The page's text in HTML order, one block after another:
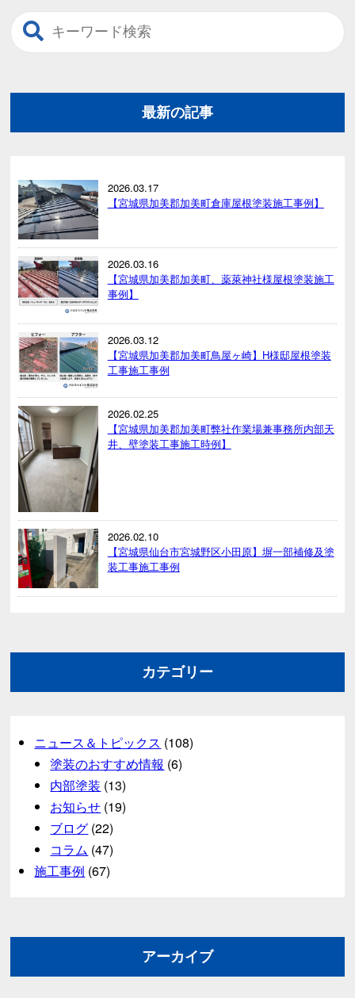
最新の記事
2026.03.17
【宮城県加美郡加美町倉庫屋根塗装施工事例】
2026.03.16
【宮城県加美郡加美町、薬萊神社様屋根塗装施工
事例】
2026.03.12
【宮城県加美郡加美町鳥屋ヶ崎】H様邸屋根塗装
工事施工事例
2026.02.25
【宮城県加美郡加美町弊社作業場兼事務所内部天
井、壁塗装工事施工時例】
2026.02.10
【宮城県仙台市宮城野区小田原】塀一部補修及塗
装工事施工事例
カテゴリー
ニュース＆トピックス (108)
塗装のおすすめ情報 (6)
内部塗装 (13)
お知らせ (19)
ブログ (22)
コラム (47)
施工事例 (67)
アーカイブ